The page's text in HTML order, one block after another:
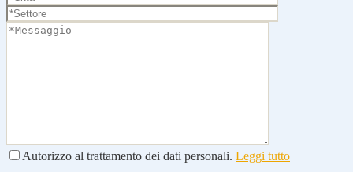
Autorizzo al trattamento dei dati personali. Leggi tutto